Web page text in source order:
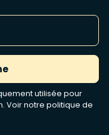
utilisée pour
Voir notre politique de